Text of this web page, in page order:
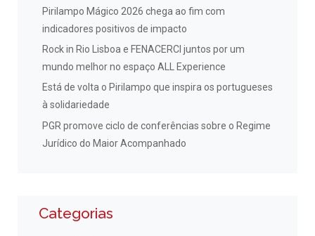
Pirilampo Mágico 2026 chega ao fim com
indicadores positivos de impacto
Rock in Rio Lisboa e FENACERCI juntos por um
mundo melhor no espaço ALL Experience
Está de volta o Pirilampo que inspira os portugueses
à solidariedade
PGR promove ciclo de conferências sobre o Regime
Jurídico do Maior Acompanhado
Categorias